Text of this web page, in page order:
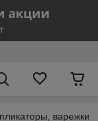
варежки